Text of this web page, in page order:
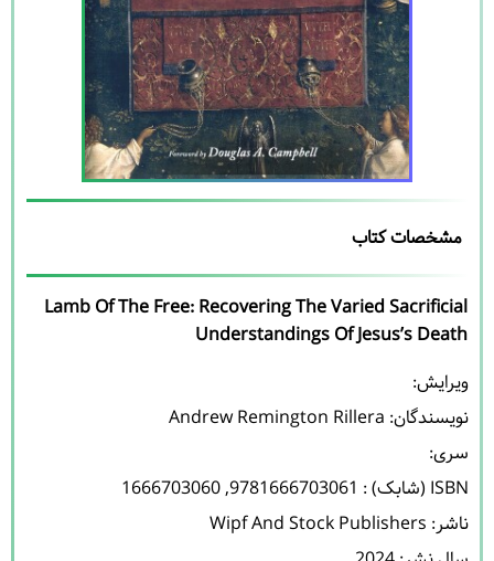
مشخصات کتاب
Lamb Of The Free: Recovering The Varied Sacrificial
Understandings Of Jesus’s Death
نویسندگان: Andrew Remington Rillera